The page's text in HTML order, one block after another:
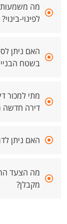
מה משמעות
לפינוי-בינוי?
האם ניתן
בשטח
מתי למכור
דירה חדשה
האם ניתן
מה הצעד
מקבלן?